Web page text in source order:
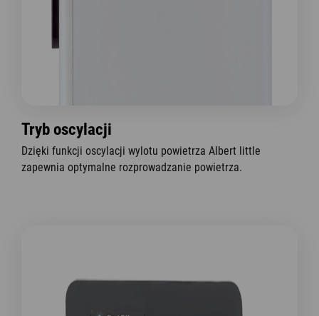
Tryb oscylacji
Dzięki funkcji oscylacji wylotu powietrza Albert little
zapewnia optymalne rozprowadzanie powietrza.